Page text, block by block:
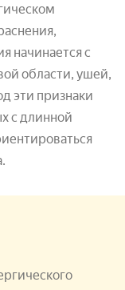
начинается с
области, ушей,
эти признаки
с длинной